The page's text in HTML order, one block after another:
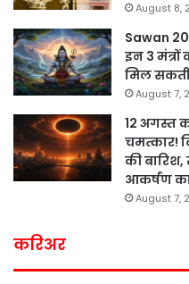
August 8,
Sawan
इन 3 मंत्रों
मिल
August 7,
12 अगस्त
चमत्कार!
की
आकर्षण
August 7,
करिअर